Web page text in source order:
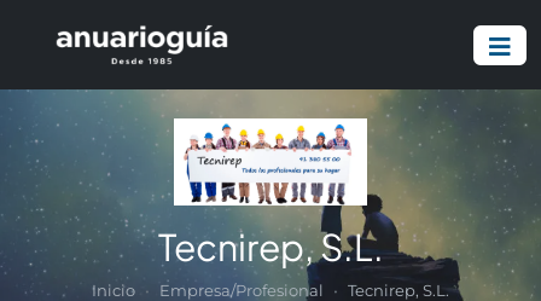
Tecnirep, S.L.
Inicio Empresa/Profesional Tecnirep, S.L.